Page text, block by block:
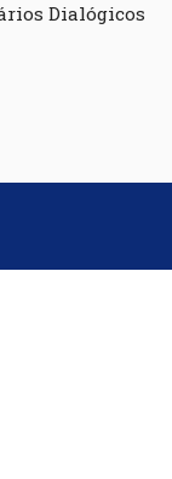
Dialógicos